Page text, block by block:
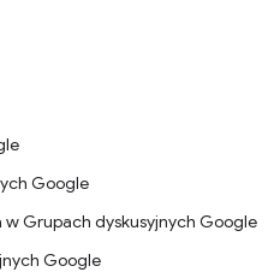
Google
Grupach dyskusyjnych Google
Google